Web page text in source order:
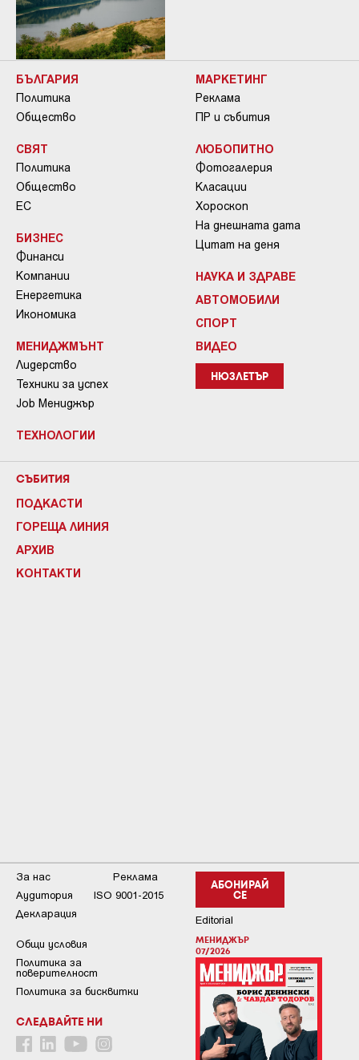
БЪЛГАРИЯ
Политика
Общество
СВЯТ
Политика
Общество
ЕС
БИЗНЕС
Финанси
Компании
Енергетика
Икономика
МЕНИДЖМЪНТ
Лидерство
Техники за успех
Job Мениджър
ТЕХНОЛОГИИ
МАРКЕТИНГ
Реклама
ПР и събития
ЛЮБОПИТНО
Фотогалерия
Класации
Хороскоп
На днешната дата
Цитат на деня
НАУКА И ЗДРАВЕ
АВТОМОБИЛИ
СПОРТ
ВИДЕО
НЮЗЛЕТЪР
СЪБИТИЯ
ПОДКАСТИ
ГОРЕЩА ЛИНИЯ
АРХИВ
КОНТАКТИ
АБОНИРАЙ
СЕ
Editorial
МЕНИДЖЪР
07/2026
За нас
Реклама
Аудитория
ISO 9001-2015
Декларация
Общи условия
Пoлитикa зa
пoвepитeлнocт
Политика за бисквитки
СЛЕДВАЙТЕ НИ